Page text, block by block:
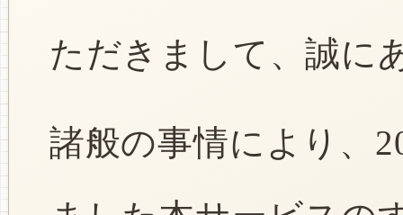
ただきまして、誠に
諸般の事情により、